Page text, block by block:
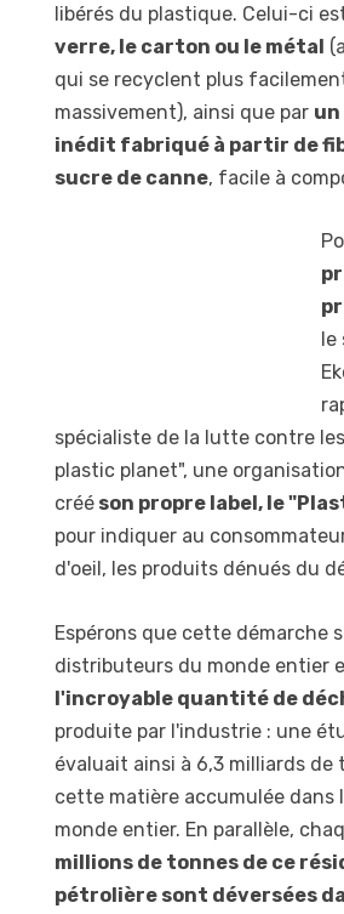
libérés du plastique. Celui-ci
verre, le carton ou le métal
qui se recyclent plus
massivement), ainsi que par un
inédit fabriqué à partir de
sucre de canne, facile à
spécialiste de la lutte contre
plastic planet", une
créé son propre label, le
pour indiquer au
d'oeil, les produits dénués du
Espérons que cette démarche
distributeurs du monde entier
l'incroyable quantité de
produite par l'industrie : une
évaluait ainsi à 6,3 milliards de
cette matière accumulée dans
monde entier. En parallèle,
millions de tonnes de ce
pétrolière sont déversées